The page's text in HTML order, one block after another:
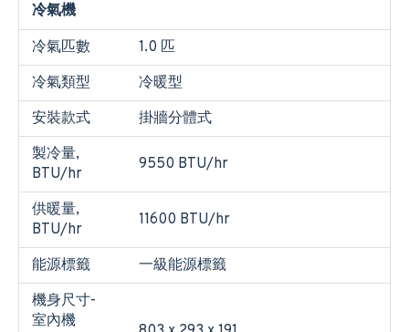
冷氣機
冷氣匹數
1.0 匹
冷氣類型
冷暖型
安裝款式
掛牆分體式
製冷量,
BTU/hr
9550 BTU/hr
供暖量,
BTU/hr
11600 BTU/hr
能源標籤
一級能源標籤
機身尺寸-
室內機